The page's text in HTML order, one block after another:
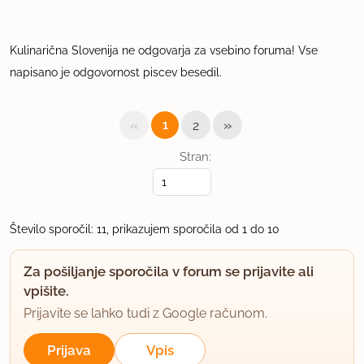
Kulinarična Slovenija ne odgovarja za vsebino foruma! Vse
napisano je odgovornost piscev besedil.
Stran:
« 1 2 »
Število sporočil: 11, prikazujem sporočila od 1 do 10
Za pošiljanje sporočila v forum se prijavite ali
vpišite.
Prijavite se lahko tudi z Google računom.
Prijava Vpis